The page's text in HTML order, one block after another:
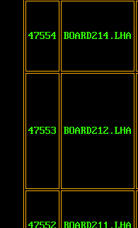
47554 BOARD214.LHA
47553 BOARD212.LHA